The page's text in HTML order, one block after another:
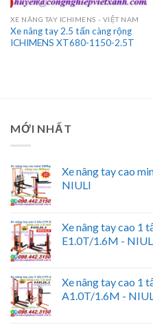
XE NÂNG TAY ICHIMENS - VIỆT NAM
Xe nâng tay 2.5 tấn càng rộng
ICHIMENS XT680-1150-2.5T
MỚI NHẤT
Xe nâng tay cao
NIULI
Xe nâng tay cao 1
E1.0T/1.6M -
Xe nâng tay cao 1
A1.0T/1.6M -